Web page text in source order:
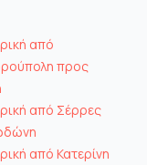
από
προς
από Σέρρες
από Κατερίνη